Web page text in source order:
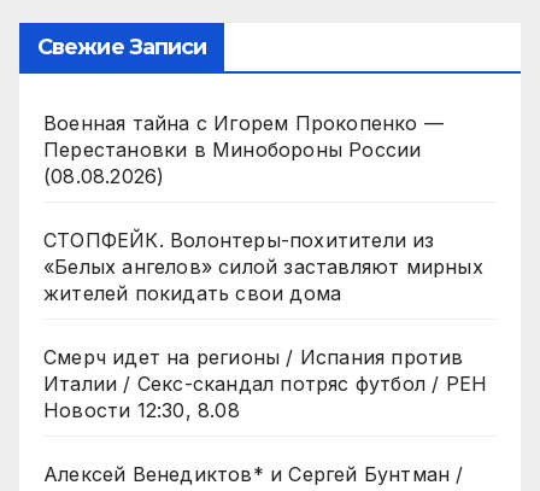
Свежие Записи
Военная тайна с Игорем Прокопенко —
Перестановки в Минобороны России
(08.08.2026)
СТОПФЕЙК. Волонтеры-похитители из
«Белых ангелов» силой заставляют мирных
жителей покидать свои дома
Смерч идет на регионы / Испания против
Италии / Секс-скандал потряс футбол / РЕН
Новости 12:30, 8.08
Алексей Венедиктов* и Сергей Бунтман /